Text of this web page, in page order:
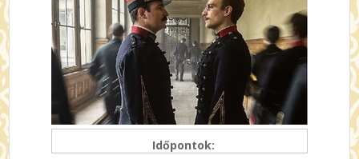
Időpontok: